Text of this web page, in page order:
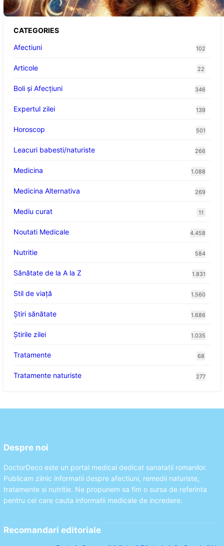
CATEGORIES
Afectiuni
102
Articole 22
Boli și Afecțiuni 346
Expertul zilei 139
Horoscop 501
Leacuri babesti/naturiste 266
Medicina 1.088
Medicina Alternativa 269
Mediu curat 11
Noutati Medicale 4.458
Nutritie 584
Sănătate de la A la Z 1.831
Stil de viaţă 1.560
Ştiri sănătate 1.686
Știrile zilei 1.035
Tratamente 68
Tratamente naturiste 277
Despre noi
DoctorDeco este un portal medical dedicat sanatatii romanilor.
Publicam zilnic informatii despre afectiuni, remedii naturiste,
tratamente si nutritie. Ne propunem sa fim o sursa de referinta
pentru cei care cauta informatii medicale de incredere.
Recomandari editoriale